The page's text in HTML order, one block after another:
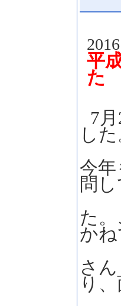
平
た
7
した
今
問
た
か
さ
り